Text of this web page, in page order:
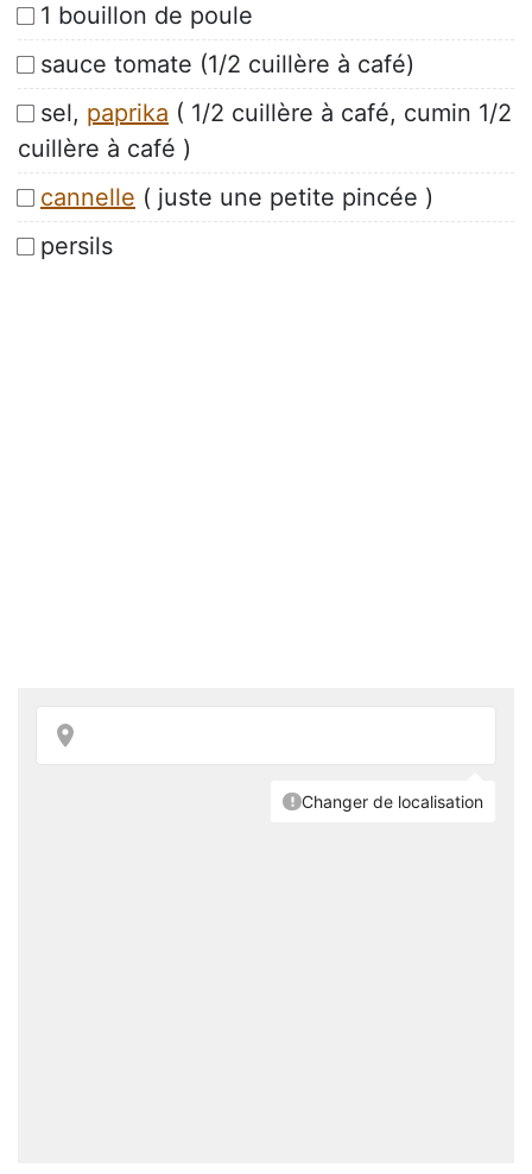
1 bouillon de poule
sauce tomate (1/2 cuillère à café)
sel, paprika ( 1/2 cuillère à café, cumin 1/2
cuillère à café )
cannelle ( juste une petite pincée )
persils